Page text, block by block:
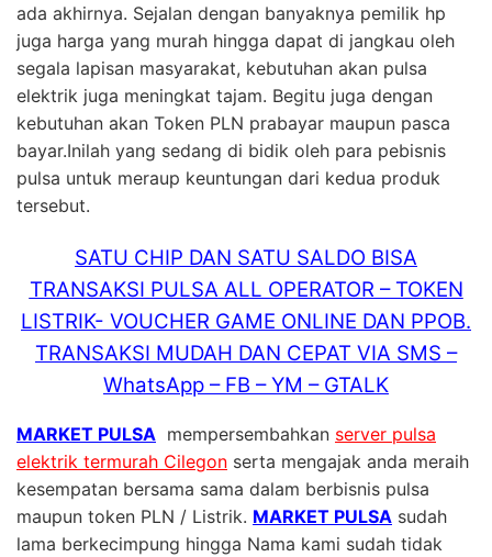
ada akhirnya. Sejalan dengan banyaknya pemilik hp
juga harga yang murah hingga dapat di jangkau oleh
segala lapisan masyarakat, kebutuhan akan pulsa
elektrik juga meningkat tajam. Begitu juga dengan
kebutuhan akan Token PLN prabayar maupun pasca
bayar.Inilah yang sedang di bidik oleh para pebisnis
pulsa untuk meraup keuntungan dari kedua produk
tersebut.
SATU CHIP DAN SATU SALDO BISA
TRANSAKSI PULSA ALL OPERATOR – TOKEN
LISTRIK- VOUCHER GAME ONLINE DAN PPOB.
TRANSAKSI MUDAH DAN CEPAT VIA SMS –
WhatsApp – FB – YM – GTALK
MARKET PULSA mempersembahkan server pulsa
elektrik termurah Cilegon serta mengajak anda meraih
kesempatan bersama sama dalam berbisnis pulsa
maupun token PLN / Listrik. MARKET PULSA sudah
lama berkecimpung hingga Nama kami sudah tidak